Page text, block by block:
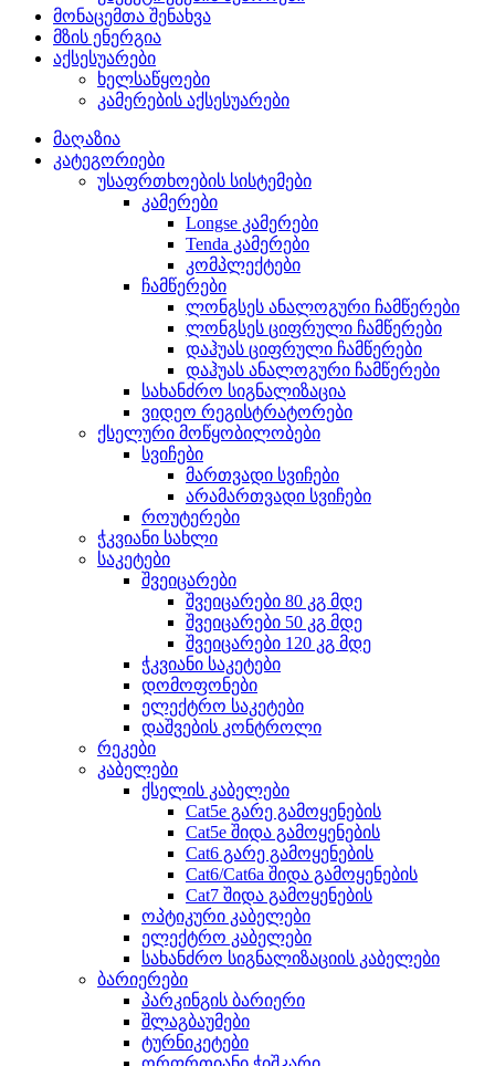
მონაცემთა შენახვა
მზის ენერგია
აქსესუარები
ხელსაწყოები
კამერების აქსესუარები
მაღაზია
კატეგორიები
უსაფრთხოების სისტემები
კამერები
Longse კამერები
Tenda კამერები
კომპლექტები
ჩამწერები
ლონგსეს ანალოგური ჩამწერები
ლონგსეს ციფრული ჩამწერები
დაჰუას ციფრული ჩამწერები
დაჰუას ანალოგური ჩამწერები
სახანძრო სიგნალიზაცია
ვიდეო რეგისტრატორები
ქსელური მოწყობილობები
სვიჩები
მართვადი სვიჩები
არამართვადი სვიჩები
როუტერები
ჭკვიანი სახლი
საკეტები
შვეიცარები
შვეიცარები 80 კგ მდე
შვეიცარები 50 კგ მდე
შვეიცარები 120 კგ მდე
ჭკვიანი საკეტები
დომოფონები
ელექტრო საკეტები
დაშვების კონტროლი
რეკები
კაბელები
ქსელის კაბელები
Cat5e გარე გამოყენების
Cat5e შიდა გამოყენების
Cat6 გარე გამოყენების
Cat6/Cat6a შიდა გამოყენების
Cat7 შიდა გამოყენების
ოპტიკური კაბელები
ელექტრო კაბელები
სახანძრო სიგნალიზაციის კაბელები
ბარიერები
პარკინგის ბარიერი
შლაგბაუმები
ტურნიკეტები